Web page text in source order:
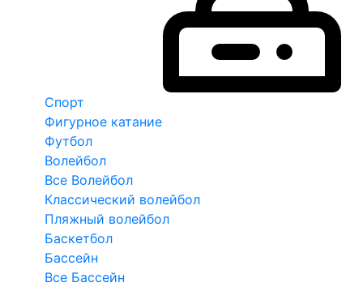
Спорт
Фигурное катание
Футбол
Волейбол
Все Волейбол
Классический волейбол
Пляжный волейбол
Баскетбол
Бассейн
Все Бассейн